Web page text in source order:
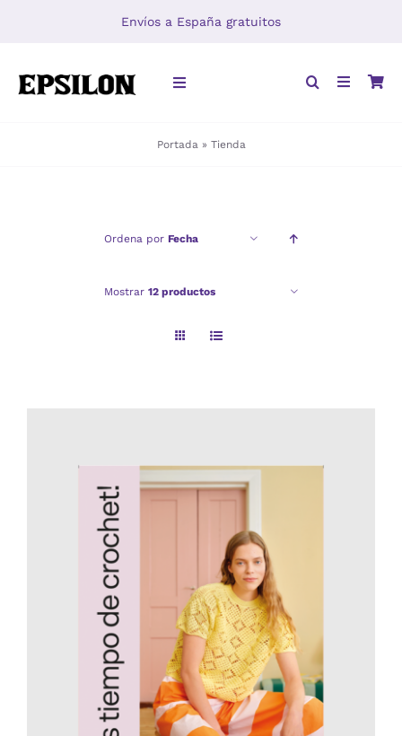
Envíos a España gratuitos
Toggle
Portada » Tienda
Ordena por Fecha
Mostrar 12 productos
AÑADIR AL CARRITO
/
DETALLES